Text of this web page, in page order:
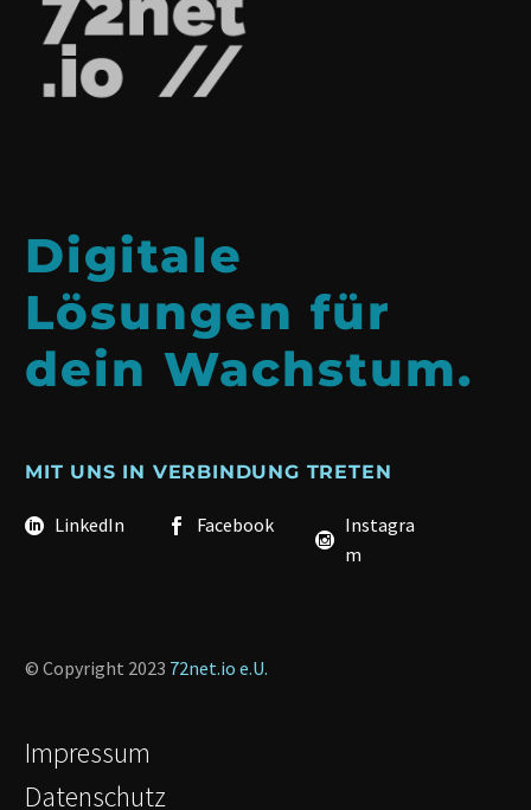
Digitale
Lösungen für
dein Wachstum.
MIT UNS IN VERBINDUNG TRETEN
LinkedIn Facebook
Instagra
m
© Copyright 2023 72net.io e.U.
Impressum
Datenschutz